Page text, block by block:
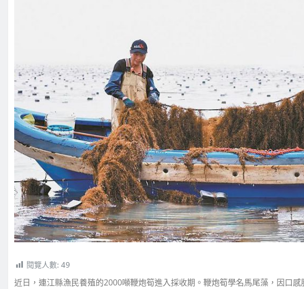
閱覽人數: 49
近日，連江縣漁民養殖的2000噸鞭炮筍進入採收期。鞭炮筍學名馬尾藻，因口